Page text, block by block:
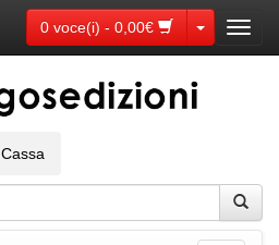
0 voce(i) - 0,00€ Toggle
Cassa